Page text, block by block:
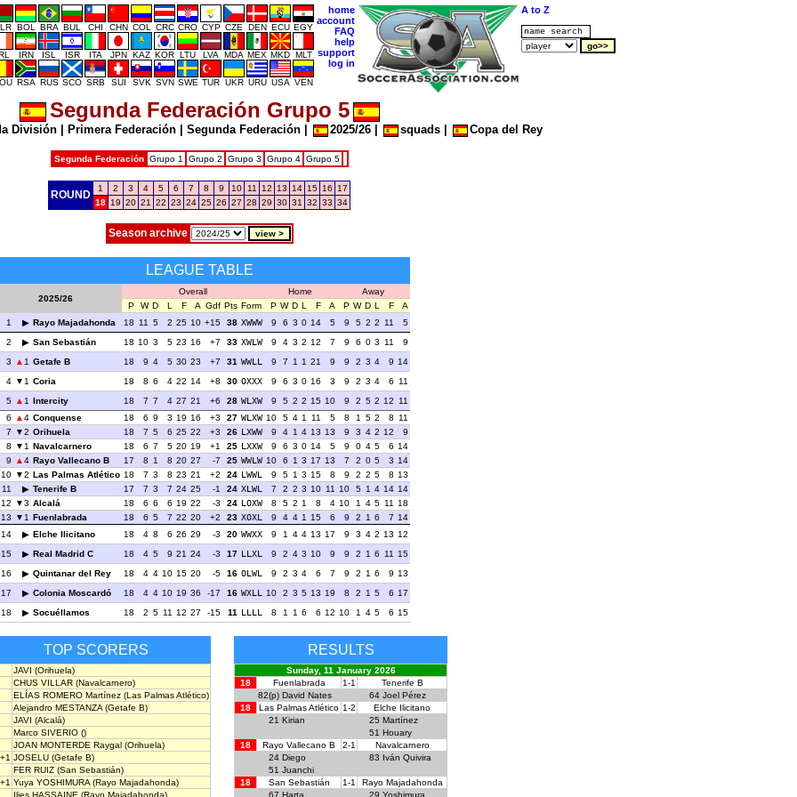
BOL BRA BUL CHI CHN COL CRC CRO CYP CZE DEN ECU EGY
IRN ISL ISR ITA JPN KAZ KOR LTU LVA MDA MEX MKD MLT
RSA RUS SCO SRB SUI SVK SVN SWE TUR UKR URU USA VEN
home
account
FAQ
help
support
log in
A to Z
Segunda Federación Grupo 5
División Primera Federación Segunda Federación 2025/26 squads Copa del Rey
Segunda Federación Grupo 1 Grupo 2 Grupo 3 Grupo 4 Grupo 5
ROUND
1 2 3 4 5 6 7 8 9 10 11 12 13 14 15 16
17
18 19 20 21 22 23 24 25 26 27 28 29 30 31 32 33 34
Season archive
LEAGUE TABLE
2025/26
Overall Home
Away
P
W D L F A Gdf Pts Form P W D L F A P W D L F
A
1
Rayo Majadahonda 18 11 5 2 25 10 +15 38 XWWW 9 6 3 0 14 5 9 5 2 2 11
5
2
San Sebastián 18 10 3 5 23 16 +7 33 XWLW 9 4 3 2 12 7 9 6 0 3 11
9
3
1 Getafe B 18 9 4 5 30 23 +7 31 WWLL 9 7 1 1 21 9 9 2 3 4 9 14
4
1 Coria 18 8 6 4 22 14 +8 30 OXXX 9 6 3 0 16 3 9 2 3 4 6 11
5
1 Intercity 18 7 7 4 27 21 +6 28 WLXW 9 5 2 2 15 10 9 2 5 2 12 11
6
4 Conquense 18 6 9 3 19 16 +3 27 WLXW 10 5 4 1 11 5 8 1 5 2 8 11
7
2 Orihuela 18 7 5 6 25 22 +3 26 LXWW 9 4 1 4 13 13 9 3 4 2 12
9
8
1 Navalcarnero 18 6 7 5 20 19 +1 25 LXXW 9 6 3 0 14 5 9 0 4 5 6 14
9
4 Rayo Vallecano B 17 8 1 8 20 27 -7 25 WWLW 10 6 1 3 17 13 7 2 0 5 3 14
10
2 Las Palmas Atlético 18 7 3 8 23 21 +2 24 LWWL 9 5 1 3 15 8 9 2 2 5 8 13
11
Tenerife B 17 7 3 7 24 25 -1 24 XLWL 7 2 2 3 10 11 10 5 1 4 14 14
12
3 Alcalá 18 6 6 6 19 22 -3 24 LOXW 8 5 2 1 8 4 10 1 4 5 11 18
13
1 Fuenlabrada 18 6 5 7 22 20 +2 23 XOXL 9 4 4 1 15 6 9 2 1 6 7 14
14
Elche Ilicitano 18 4 8 6 26 29 -3 20 WWXX 9 1 4 4 13 17 9 3 4 2 13 12
15
Real Madrid C 18 4 5 9 21 24 -3 17 LLXL 9 2 4 3 10 9 9 2 1 6 11 15
16
Quintanar del Rey 18 4 4 10 15 20 -5 16 OLWL 9 2 3 4 6 7 9 2 1 6 9 13
17
Colonia Moscardó 18 4 4 10 19 36 -17 16 WXLL 10 2 3 5 13 19 8 2 1 5 6 17
18
Socuéllamos 18 2 5 11 12 27 -15 11 LLLL 8 1 1 6 6 12 10 1 4 5 6 15
TOP SCORERS
JAVI (Orihuela)
CHUS VILLAR (Navalcarnero)
ELÍAS ROMERO Martínez (Las Palmas Atlético)
Alejandro MESTANZA (Getafe B)
JAVI (Alcalá)
Marco SIVERIO ()
JOAN MONTERDE Raygal (Orihuela)
+1 JOSELU (Getafe B)
FER RUIZ (San Sebastián)
+1 Yuya YOSHIMURA (Rayo Majadahonda)
Ilies HASSAINE (Rayo Majadahonda)
RESULTS
Sunday, 11 January 2026
18
Fuenlabrada 1-1
Tenerife B
82(p) David Nates 64 Joel Pérez
18
Las Palmas Atlético 1-2
Elche Ilicitano
21 Kirian 25 Martínez
51 Houary
18
Rayo Vallecano B 2-1
Navalcarnero
24 Diego 83 Iván Quivira
51 Juanchi
18
San Sebastián 1-1
Rayo Majadahonda
67 Harta 29 Yoshimura